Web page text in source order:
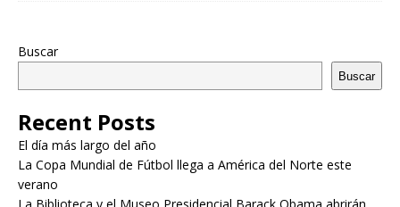
Buscar
Buscar
Recent Posts
El día más largo del año
La Copa Mundial de Fútbol llega a América del Norte este
verano